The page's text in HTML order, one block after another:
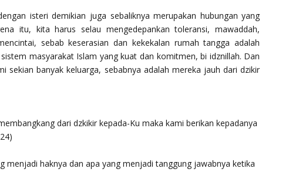
isteri demikian juga sebaliknya merupakan hubungan yang
itu, kita harus selau mengedepankan toleransi, mawaddah,
sebab keserasian dan kekekalan rumah tangga adalah
masyarakat Islam yang kuat dan komitmen, bi idznillah. Dan
sekian banyak keluarga, sebabnya adalah mereka jauh dari dzikir
dari dzkikir kepada-Ku maka kami berikan kepadanya
menjadi haknya dan apa yang menjadi tanggung jawabnya ketika